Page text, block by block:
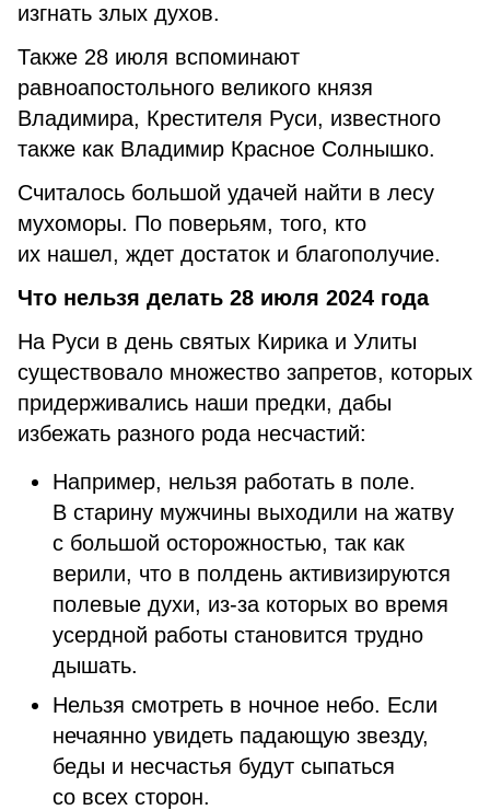
изгнать злых духов.
Также 28 июля вспоминают
равноапостольного великого князя
Владимира, Крестителя Руси, известного
также как Владимир Красное Солнышко.
Считалось большой удачей найти в лесу
мухоморы. По поверьям, того, кто
их нашел, ждет достаток и благополучие.
Что нельзя делать 28 июля 2024 года
На Руси в день святых Кирика и Улиты
существовало множество запретов, которых
придерживались наши предки, дабы
избежать разного рода несчастий:
Например, нельзя работать в поле.
В старину мужчины выходили на жатву
с большой осторожностью, так как
верили, что в полдень активизируются
полевые духи, из-за которых во время
усердной работы становится трудно
дышать.
Нельзя смотреть в ночное небо. Если
нечаянно увидеть падающую звезду,
беды и несчастья будут сыпаться
со всех сторон.